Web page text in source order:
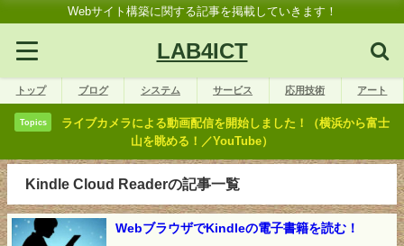
Webサイト構築に関する記事を掲載していきます！
LAB4ICT
トップ ブログ システム サービス 応用技術 アート
Topics
ライブカメラによる動画配信を開始しました！（横浜から富士
山を眺める！／YouTube）
Kindle Cloud Readerの記事一覧
WebブラウザでKindleの電子書籍を読む！